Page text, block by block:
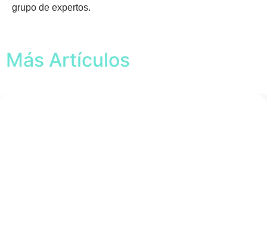
grupo de expertos.
Más Artículos